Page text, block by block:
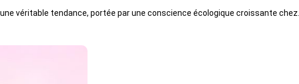
véritable tendance, portée par une conscience écologique croissante chez…